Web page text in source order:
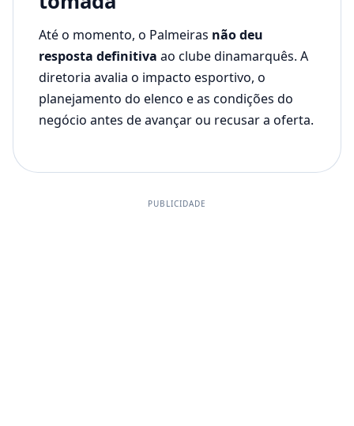
Até o momento, o Palmeiras não deu
resposta definitiva ao clube dinamarquês. A
diretoria avalia o impacto esportivo, o
planejamento do elenco e as condições do
negócio antes de avançar ou recusar a oferta.
PUBLICIDADE